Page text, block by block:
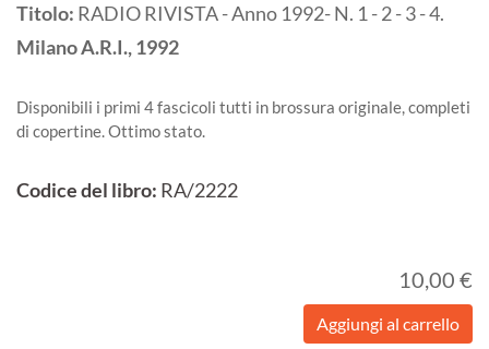
Titolo: RADIO RIVISTA - Anno 1992- N. 1 - 2 - 3 - 4.
MilanoA.R.I.,1992
Disponibili i primi 4 fascicoli tutti in brossura originale, completi
di copertine. Ottimo stato.
Codice del libro: RA/2222
10,00 €